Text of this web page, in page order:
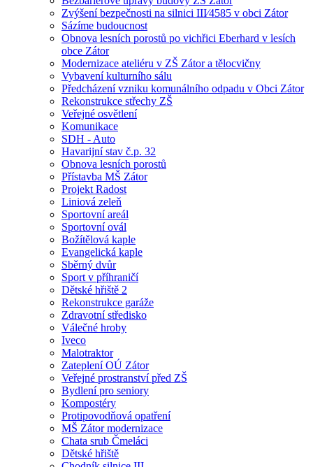
Zvýšení bezpečnosti na silnici III⁄4585 v obci Zátor
Sázíme budoucnost
Obnova lesních porostů po vichřici Eberhard v lesích
obce Zátor
Modernizace ateliéru v ZŠ Zátor a tělocvičny
Vybavení kulturního sálu
Předcházení vzniku komunálního odpadu v Obci Zátor
Rekonstrukce střechy ZŠ
Veřejné osvětlení
Komunikace
SDH - Auto
Havarijní stav č.p. 32
Obnova lesních porostů
Přístavba MŠ Zátor
Projekt Radost
Liniová zeleň
Sportovní areál
Sportovní ovál
Božítělová kaple
Evangelická kaple
Sběrný dvůr
Sport v příhraničí
Dětské hřiště 2
Rekonstrukce garáže
Zdravotní středisko
Válečné hroby
Iveco
Malotraktor
Zateplení OÚ Zátor
Veřejné prostranství před ZŠ
Bydlení pro seniory
Kompostéry
Protipovodňová opatření
MŠ Zátor modernizace
Chata srub Čmeláci
Dětské hřiště